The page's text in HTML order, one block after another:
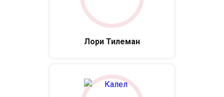
Лори Тилеман